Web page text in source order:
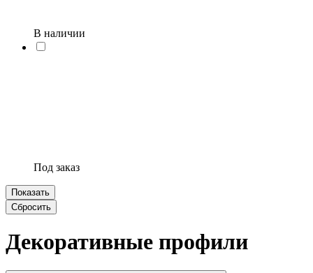
В наличии
Под заказ
Декоративные профили